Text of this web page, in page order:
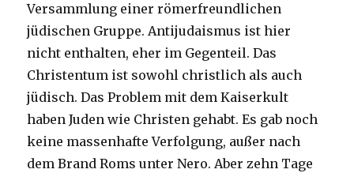
Versammlung einer römerfreundlichen
jüdischen Gruppe. Antijudaismus ist hier
nicht enthalten, eher im Gegenteil. Das
Christentum ist sowohl christlich als auch
jüdisch. Das Problem mit dem Kaiserkult
haben Juden wie Christen gehabt. Es gab noch
keine massenhafte Verfolgung, außer nach
dem Brand Roms unter Nero. Aber zehn Tage